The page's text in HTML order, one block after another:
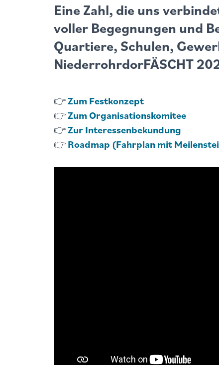
Eine Zahl, die uns
voller Begegnungen und
Quartiere, Schulen,
NiederrohrdorFÄSCHT
👉Zum Festkonzept
👉Zum Organisationskomitee
👉Zur Interessenbekundung
👉 Roadmap (Fahrplan mit